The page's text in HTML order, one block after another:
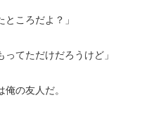
ところだよ？」
ってただけだろうけど」
の友人だ。